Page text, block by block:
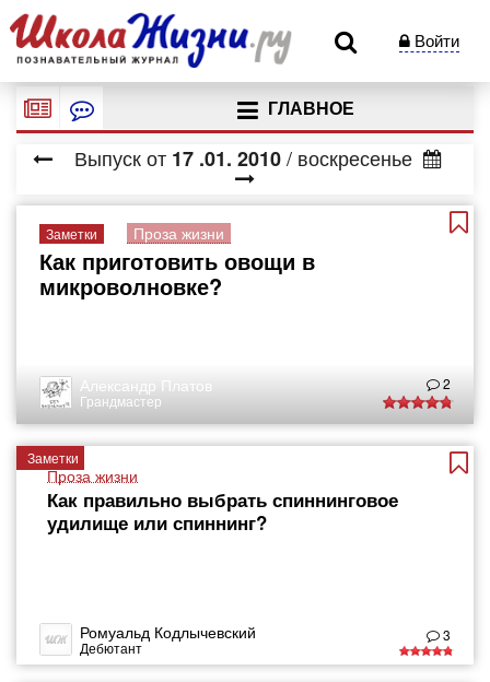
Войти
ГЛАВНОЕ
Выпуск от 17 .01. 2010 / воскресенье
Заметки Проза жизни
Как приготовить овощи в
микроволновке?
Александр Платов
Грандмастер
2
Заметки
Проза жизни
Как правильно выбрать спиннинговое
удилище или спиннинг?
Ромуальд Кодлычевский
Дебютант
3